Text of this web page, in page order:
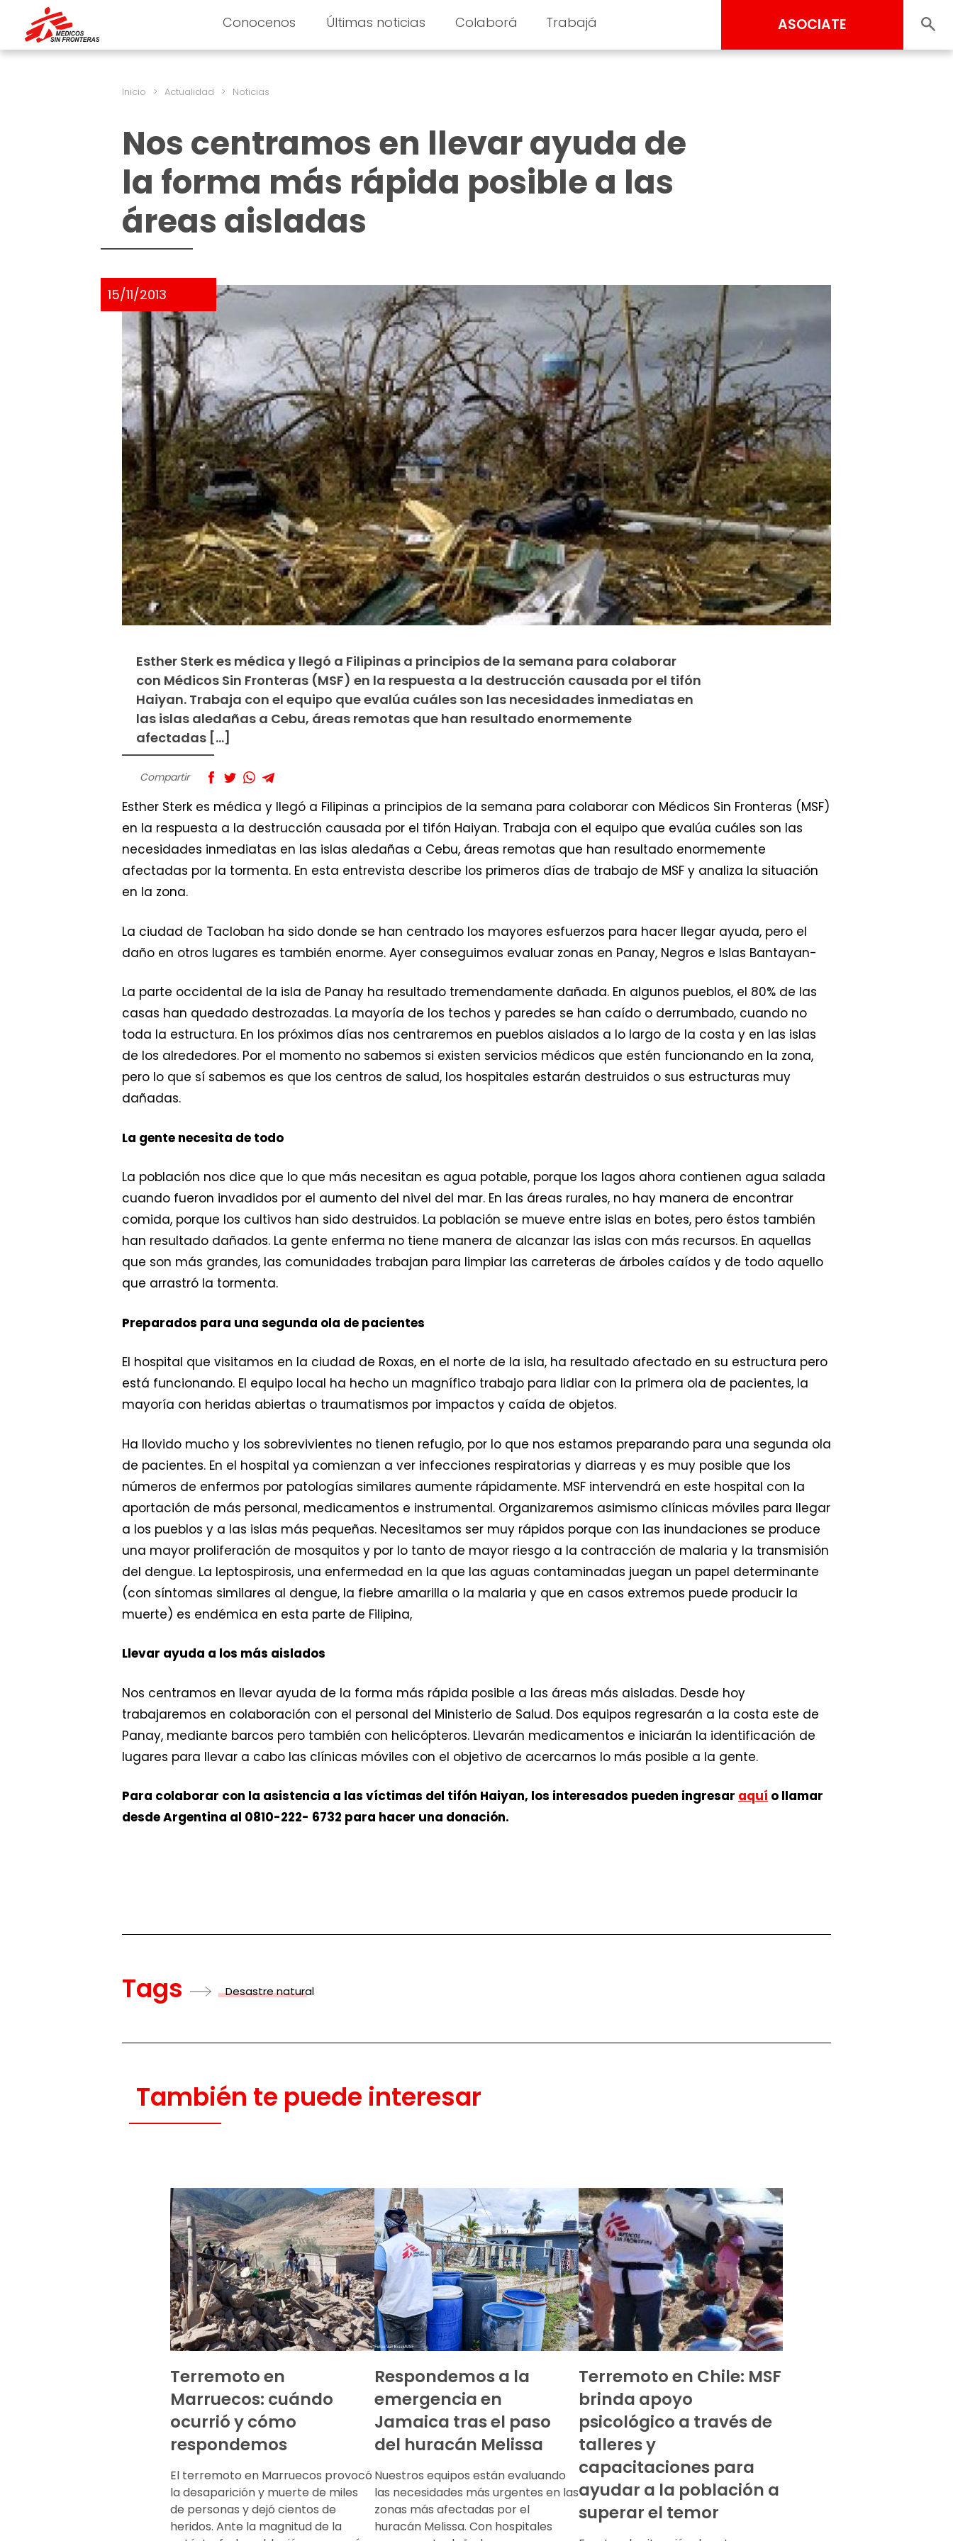
Conocenos Últimas noticias Colaborá Trabajá ASOCIATE
Inicio > Actualidad > Noticias
Nos centramos en llevar ayuda de
la forma más rápida posible a las
áreas aisladas
15/11/2013
Esther Sterk es médica y llegó a Filipinas a principios de la semana para colaborar
con Médicos Sin Fronteras (MSF) en la respuesta a la destrucción causada por el tifón
Haiyan. Trabaja con el equipo que evalúa cuáles son las necesidades inmediatas en
las islas aledañas a Cebu, áreas remotas que han resultado enormemente
afectadas […]
Compartir
Esther Sterk es médica y llegó a Filipinas a principios de la semana para colaborar con Médicos Sin Fronteras (MSF)
en la respuesta a la destrucción causada por el tifón Haiyan. Trabaja con el equipo que evalúa cuáles son las
necesidades inmediatas en las islas aledañas a Cebu, áreas remotas que han resultado enormemente
afectadas por la tormenta. En esta entrevista describe los primeros días de trabajo de MSF y analiza la situación
en la zona.
La ciudad de Tacloban ha sido donde se han centrado los mayores esfuerzos para hacer llegar ayuda, pero el
daño en otros lugares es también enorme. Ayer conseguimos evaluar zonas en Panay, Negros e Islas Bantayan-
La parte occidental de la isla de Panay ha resultado tremendamente dañada. En algunos pueblos, el 80% de las
casas han quedado destrozadas. La mayoría de los techos y paredes se han caído o derrumbado, cuando no
toda la estructura. En los próximos días nos centraremos en pueblos aislados a lo largo de la costa y en las islas
de los alrededores. Por el momento no sabemos si existen servicios médicos que estén funcionando en la zona,
pero lo que sí sabemos es que los centros de salud, los hospitales estarán destruidos o sus estructuras muy
dañadas.
La gente necesita de todo
La población nos dice que lo que más necesitan es agua potable, porque los lagos ahora contienen agua salada
cuando fueron invadidos por el aumento del nivel del mar. En las áreas rurales, no hay manera de encontrar
comida, porque los cultivos han sido destruidos. La población se mueve entre islas en botes, pero éstos también
han resultado dañados. La gente enferma no tiene manera de alcanzar las islas con más recursos. En aquellas
que son más grandes, las comunidades trabajan para limpiar las carreteras de árboles caídos y de todo aquello
que arrastró la tormenta.
Preparados para una segunda ola de pacientes
El hospital que visitamos en la ciudad de Roxas, en el norte de la isla, ha resultado afectado en su estructura pero
está funcionando. El equipo local ha hecho un magnífico trabajo para lidiar con la primera ola de pacientes, la
mayoría con heridas abiertas o traumatismos por impactos y caída de objetos.
Ha llovido mucho y los sobrevivientes no tienen refugio, por lo que nos estamos preparando para una segunda ola
de pacientes. En el hospital ya comienzan a ver infecciones respiratorias y diarreas y es muy posible que los
números de enfermos por patologías similares aumente rápidamente. MSF intervendrá en este hospital con la
aportación de más personal, medicamentos e instrumental. Organizaremos asimismo clínicas móviles para llegar
a los pueblos y a las islas más pequeñas. Necesitamos ser muy rápidos porque con las inundaciones se produce
una mayor proliferación de mosquitos y por lo tanto de mayor riesgo a la contracción de malaria y la transmisión
del dengue. La leptospirosis, una enfermedad en la que las aguas contaminadas juegan un papel determinante
(con síntomas similares al dengue, la fiebre amarilla o la malaria y que en casos extremos puede producir la
muerte) es endémica en esta parte de Filipina,
Llevar ayuda a los más aislados
Nos centramos en llevar ayuda de la forma más rápida posible a las áreas más aisladas. Desde hoy
trabajaremos en colaboración con el personal del Ministerio de Salud. Dos equipos regresarán a la costa este de
Panay, mediante barcos pero también con helicópteros. Llevarán medicamentos e iniciarán la identificación de
lugares para llevar a cabo las clínicas móviles con el objetivo de acercarnos lo más posible a la gente.
Para colaborar con la asistencia a las víctimas del tifón Haiyan, los interesados pueden ingresar aquí o llamar
desde Argentina al 0810-222- 6732 para hacer una donación.
Tags Desastre natural
También te puede interesar
Terremoto en
Marruecos: cuándo
ocurrió y cómo
respondemos
El terremoto en Marruecos provocó
la desaparición y muerte de miles
de personas y dejó cientos de
heridos. Ante la magnitud de la
Respondemos a la
emergencia en
Jamaica tras el paso
del huracán Melissa
Nuestros equipos están evaluando
las necesidades más urgentes en las
zonas más afectadas por el
huracán Melissa. Con hospitales
Terremoto en Chile: MSF
brinda apoyo
psicológico a través de
talleres y
capacitaciones para
ayudar a la población a
superar el temor